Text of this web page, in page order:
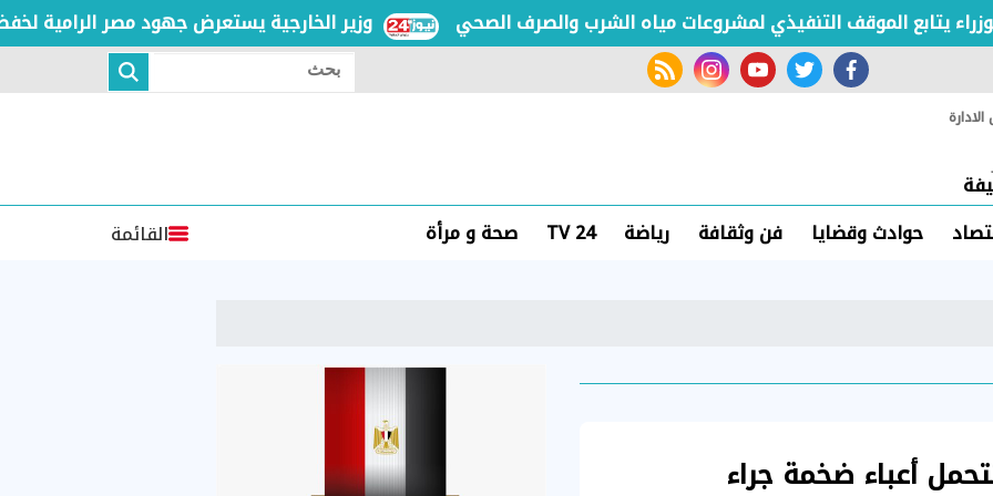
وزير الخارجية يستعرض جهود مصر الرامية لخفض يتابع الموقف التنفيذي لمشروعات مياه الشرب والصرف الصحي
facebook
twitter
youtube
instagram
rss feed
بحث
حوادث وقضايا فن وثقافة رياضة TV 24 صحة و مرأة القائمة
أعباء ضخمة جراء